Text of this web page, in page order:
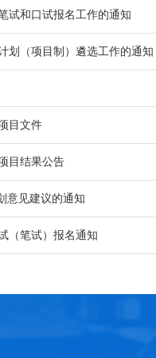
试和口试报名工作的通知
划（项目制）遴选工作的通知
目文件
目结果公告
意见建议的通知
（笔试）报名通知